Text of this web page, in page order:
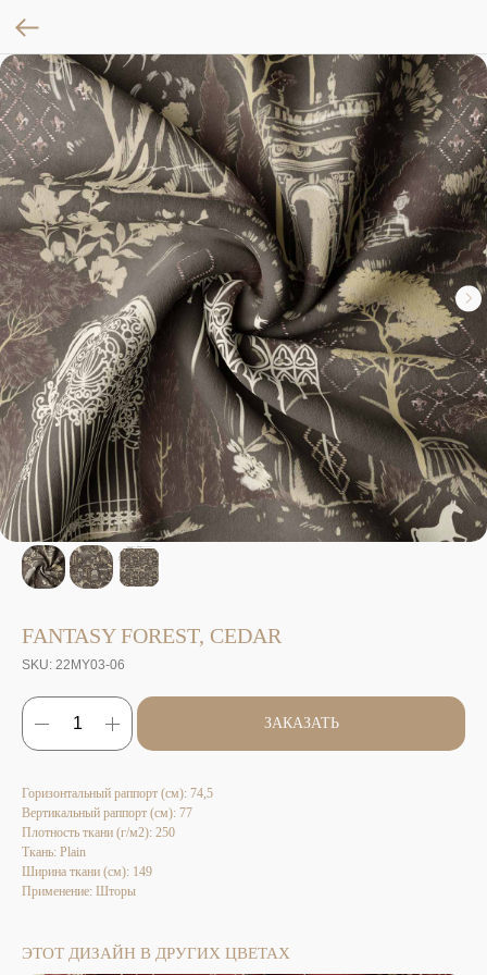
FANTASY FOREST, CEDAR
SKU: 22MY03-06
ЗАКАЗАТЬ
Горизонтальный раппорт (см): 74,5
Вертикальный раппорт (см): 77
Плотность ткани (г/м2): 250
Ткань: Plain
Ширина ткани (см): 149
Применение: Шторы
ЭТОТ ДИЗАЙН В ДРУГИХ ЦВЕТАХ